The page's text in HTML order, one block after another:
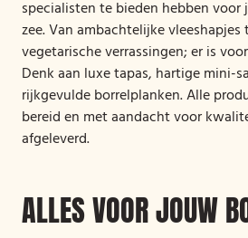
specialisten te bieden hebben
zee. Van ambachtelijke
vegetarische verrassingen; er is
Denk aan luxe tapas, hartige mini-
rijkgevulde borrelplanken. Alle
bereid en met aandacht voor
afgeleverd.
ALLES VOOR JOUW